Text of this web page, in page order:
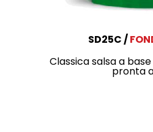
SD25C
Classica salsa a
pronta